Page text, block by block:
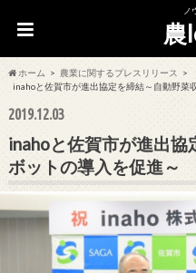
ノ
農
ホーム
農業に関するプレスリリース
inahoと佐賀市が進出協定を締結～自動野菜
2019.12.03
inahoと佐賀市が進出協
ボットの導入を促進～